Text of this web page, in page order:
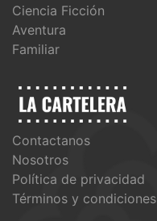
Ciencia Ficción
Aventura
Familiar
Contactanos
Nosotros
Política de privacidad
Términos y condiciones